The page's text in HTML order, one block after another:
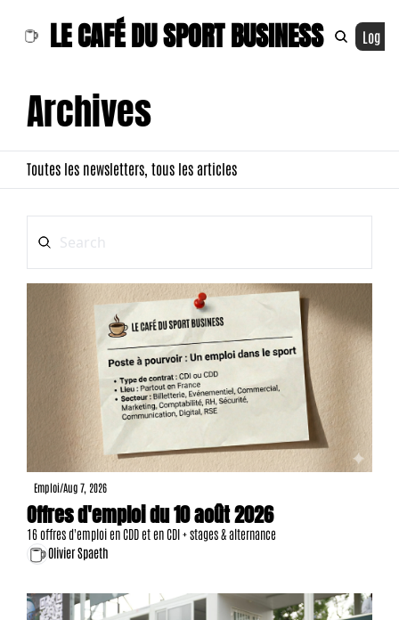
LE CAFÉ DU SPORT BUSINESS Log In
Archives
Toutes les newsletters, tous les articles
Emploi/Aug 7, 2026
Offres d'emploi du 10 août 2026
16 offres d'emploi en CDD et en CDI + stages & alternance
Olivier Spaeth